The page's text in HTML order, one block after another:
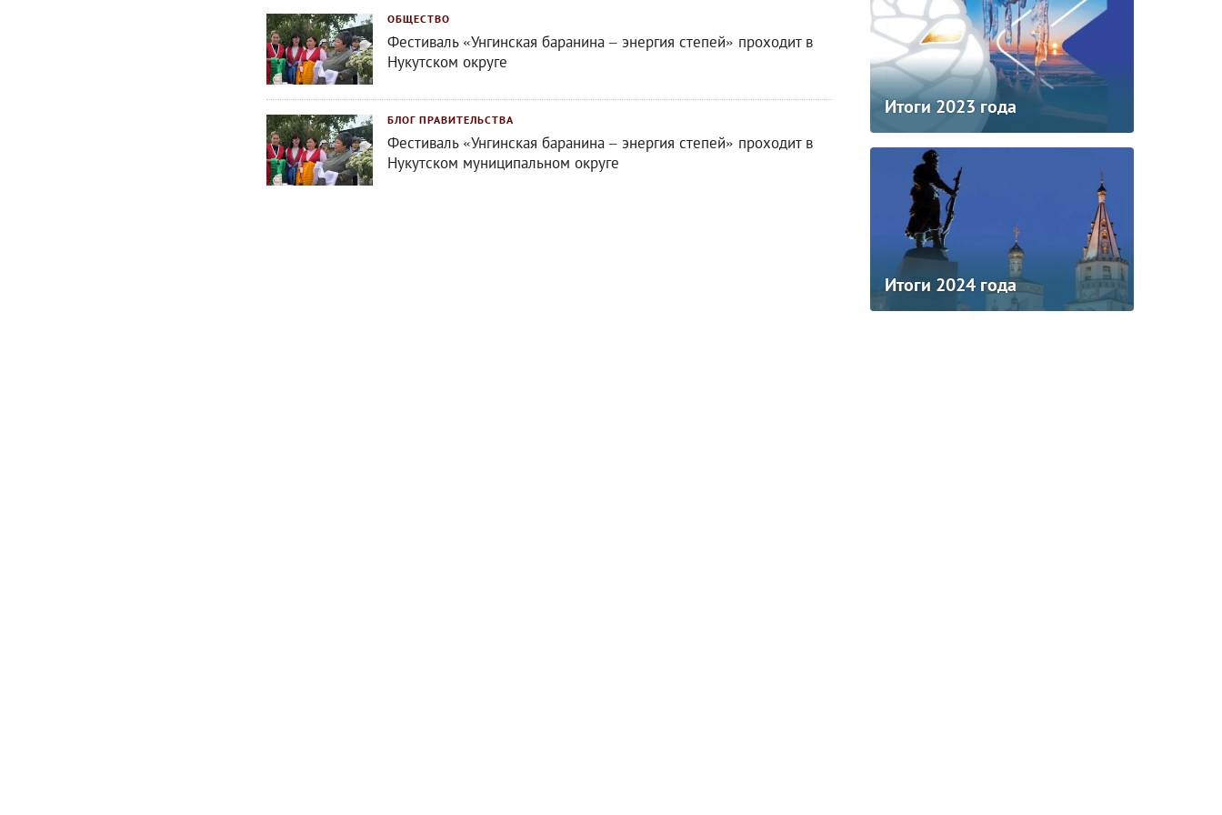
ОБЩЕСТВО
Фестиваль «Унгинская баранина – энергия степей» проходит в
Нукутском округе
БЛОГ ПРАВИТЕЛЬСТВА
Фестиваль «Унгинская баранина – энергия степей» проходит в
Нукутском муниципальном округе
Итоги 2023 года
Итоги 2024 года